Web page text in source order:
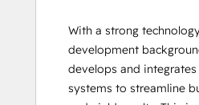
With a strong
development
develops and
systems to streamline